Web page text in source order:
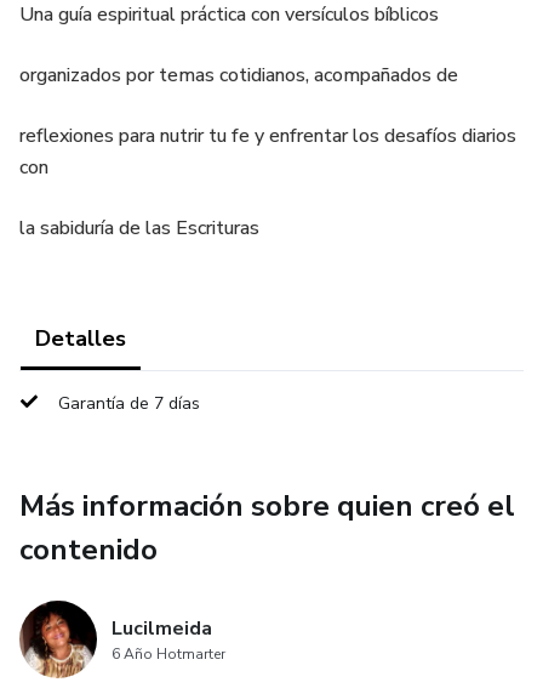
Una guía espiritual práctica con versículos bíblicos
organizados por temas cotidianos, acompañados de
reflexiones para nutrir tu fe y enfrentar los desafíos diarios
con
la sabiduría de las Escrituras
Detalles
Garantía de 7 días
Más información sobre quien creó el
contenido
Lucilmeida
6 Año Hotmarter